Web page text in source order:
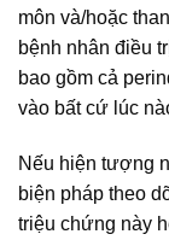
môn và/hoặc
bệnh nhân điều
bao gồm cả
vào bất cứ lúc
Nếu hiện tượng
biện pháp theo
triệu chứng này